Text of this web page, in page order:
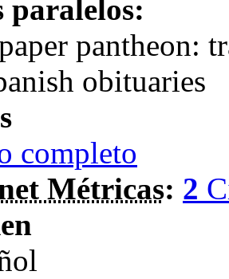
paralelos:
pantheon:
obituaries
completo
Métricas: 2